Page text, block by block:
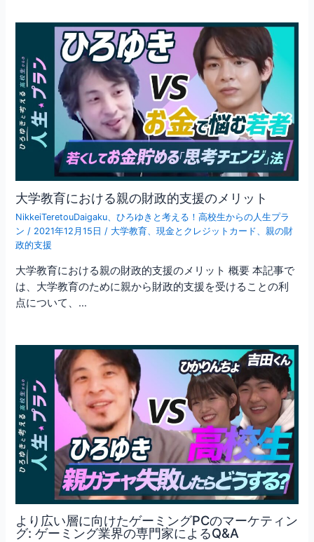
大学教育における親の財政的支援のメリット
NikkeiTeretouDaigaku、ひろゆきと考える！高校生からの人生プラ
ン / 2021年12月15日 / 大学教育、現金とクレジットカード、親の財
政的支援
大学教育における親の財政的支援のメリット 概要 本記事で
は、大学教育のために親から財政的支援を受けることの利
点について、…
より広い層に向けたゲーミングPCのマーケティン
グ: ゲーミング業界の専門家によるQ&A